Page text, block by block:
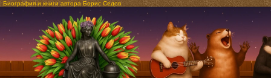
Биография и книги автора Борис Седов